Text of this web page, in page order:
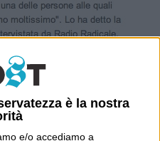
è la nostra
e/o accediamo a